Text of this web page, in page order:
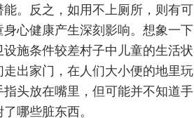
能。反之，如用不上厕所，则有可
身心健康产生深刻影响。想象一下
设施条件较差村子中儿童的生活状
走出家门，在人们大小便的地里玩
指头放在嘴里，但可能并不知道手
哪些脏东西。